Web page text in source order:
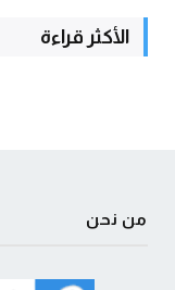
الأكثر قراءة
من نحن